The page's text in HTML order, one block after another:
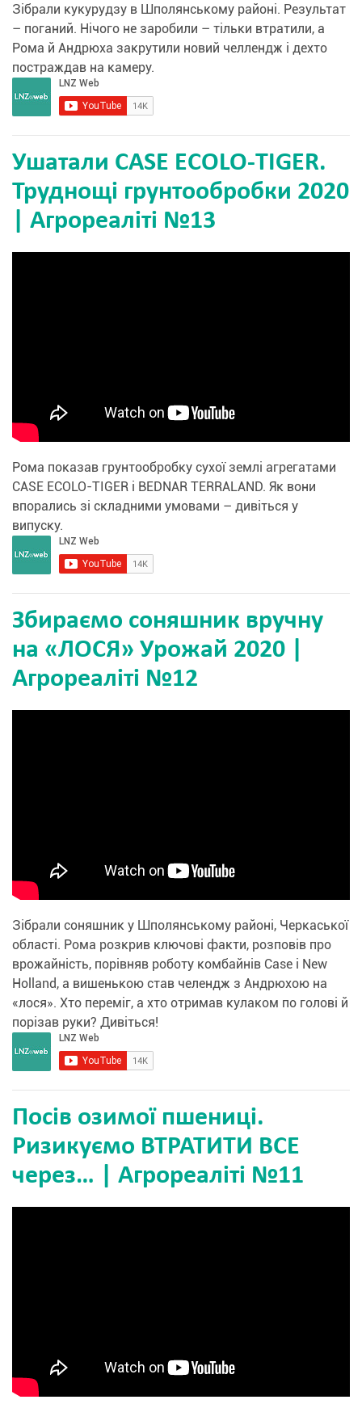
Зібрали кукурудзу в Шполянському районі. Результат
– поганий. Нічого не заробили – тільки втратили, а
Рома й Андрюха закрутили новий челлендж і дехто
постраждав на камеру.
Ушатали CASE ECOLO-TIGER.
Труднощі грунтообробки 2020
| Агрореаліті №13
Рома показав грунтообробку сухої землі агрегатами
CASE ECOLO-TIGER і BEDNAR TERRALAND. Як вони
впорались зі складними умовами – дивіться у
випуску.
Збираємо соняшник вручну
на «ЛОСЯ» Урожай 2020 |
Агрореаліті №12
Зібрали соняшник у Шполянському районі, Черкаської
області. Рома розкрив ключові факти, розповів про
врожайність, порівняв роботу комбайнів Case і New
Holland, а вишенькою став челендж з Андрюхою на
«лося». Хто переміг, а хто отримав кулаком по голові й
порізав руки? Дивіться!
Посів озимої пшениці.
Ризикуємо ВТРАТИТИ ВСЕ
через… | Агрореаліті №11